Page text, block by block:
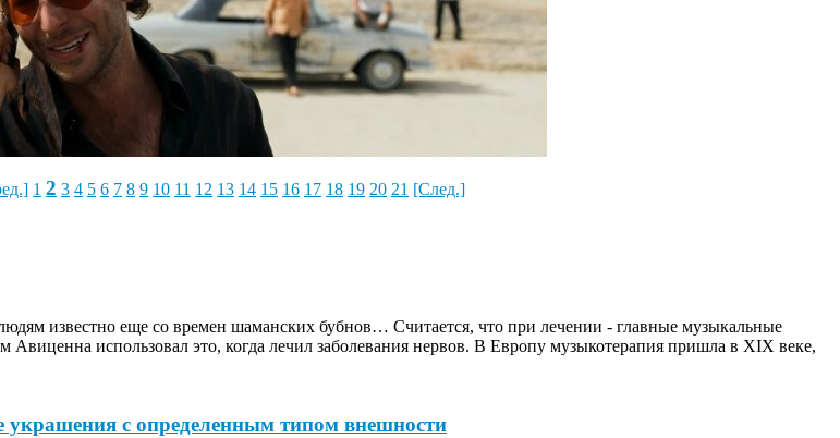
1 2 3 4 5 6 7 8 9 10 11 12 13 14 15 16 17 18 19 20 21 [След.]
известно еще со времен шаманских бубнов… Считается, что при лечении - главные музыкальные
использовал это, когда лечил заболевания нервов. В Европу музыкотерапия пришла в XIX веке,
с определенным типом внешности